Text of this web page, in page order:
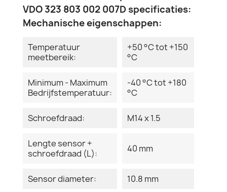
VDO 323 803 002 007D specificaties:
Mechanische eigenschappen:
Temperatuur
meetbereik:
+50 °C tot +150
°C
Minimum - Maximum
Bedrijfstemperatuur:
-40 °C tot +180
°C
Schroefdraad: M14 x 1.5
Lengte sensor +
schroefdraad (L):
40 mm
Sensor diameter: 10.8 mm